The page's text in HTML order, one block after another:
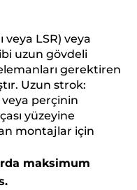
veya LSR) veya
uzun gövdeli
gerektiren
Uzun strok:
veya perçinin
yüzeyine
montajlar için
maksimum